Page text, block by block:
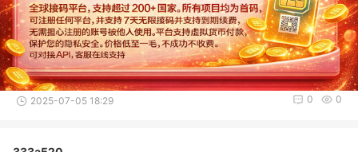
2025-07-05 18:29 0
0